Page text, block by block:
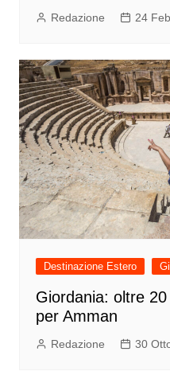
Redazione 24
Destinazione Estero
Giordania: oltre 20
per Amman
Redazione 30